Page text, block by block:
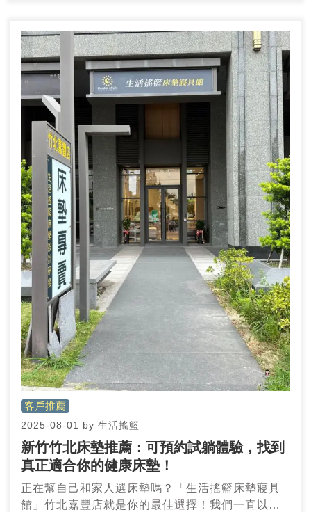
寢具館台北松隆門市，體驗一次讓人驚豔的挑床之
旅吧！
客戶推薦
2025-08-01 by 生活搖籃
新竹竹北床墊推薦：可預約試躺體驗，找到
真正適合你的健康床墊！
正在幫自己和家人選床墊嗎？「生活搖籃床墊寢具
館」竹北嘉豐店就是你的最佳選擇！我們一直以來